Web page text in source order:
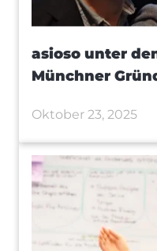
asioso unter
Münchner
Oktober 23, 2025